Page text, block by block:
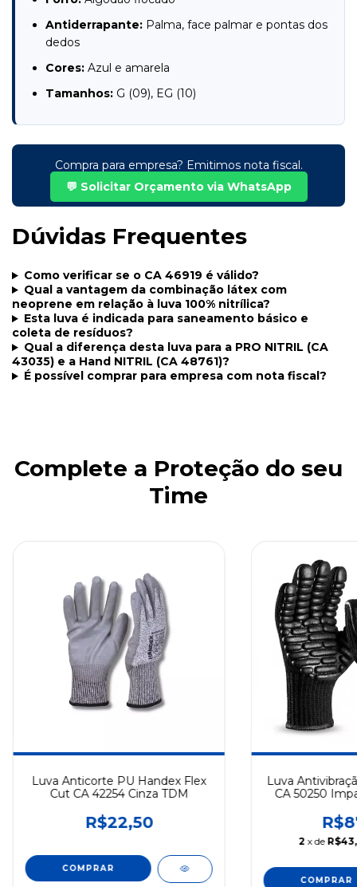
Antiderrapante: Palma, face palmar e pontas dos
dedos
Cores: Azul e amarela
Tamanhos: G (09), EG (10)
Compra para empresa? Emitimos nota fiscal.
💬 Solicitar Orçamento via WhatsApp
Dúvidas Frequentes
Como verificar se o CA 46919 é válido?
Qual a vantagem da combinação látex com
neoprene em relação à luva 100% nitrílica?
Esta luva é indicada para saneamento básico e
coleta de resíduos?
Qual a diferença desta luva para a PRO NITRIL (CA
43035) e a Hand NITRIL (CA 48761)?
É possível comprar para empresa com nota fiscal?
Complete a Proteção do seu
Time
Luva Anticorte PU Handex Flex
Cut CA 42254 Cinza TDM
R$22,50
COMPRAR
Luva
CA 50250
2 x de
COMPRAR